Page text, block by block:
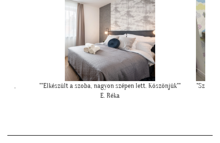
"Szia Kriszti! Ígértem neked képeket. Ilyen lett a
baba sarok a tapétával."
""Még